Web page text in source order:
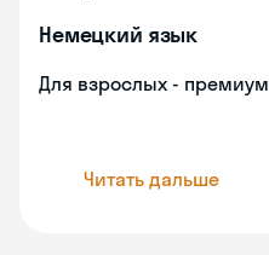
Немецкий язык
Для взрослых - премиум
Читать дальше